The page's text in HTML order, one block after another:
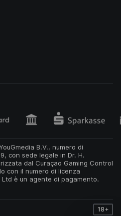
B.V., numero di
con sede legale in Dr. H.
dal Curaçao Gaming Control
con il numero di licenza
è un agente di pagamento.
18+